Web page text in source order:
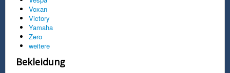
Voxan
Victory
Yamaha
Zero
weitere
Bekleidung